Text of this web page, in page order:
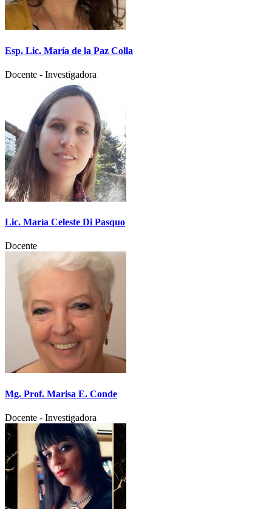
Esp. Lic. María de la Paz Colla
Docente - Investigadora
Lic. María Celeste Di Pasquo
Docente
Mg. Prof. Marisa E. Conde
Docente - Investigadora